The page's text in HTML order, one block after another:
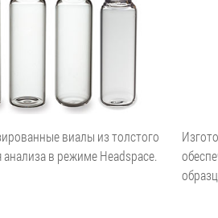
виалы из толстого
анализа в режиме Headspace.